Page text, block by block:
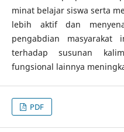
minat belajar siswa serta
lebih aktif dan
pengabdian masyarakat
terhadap susunan
fungsional lainnya
PDF